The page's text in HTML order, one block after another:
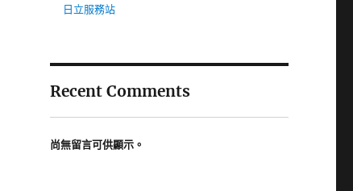
日立服務站
Recent Comments
尚無留言可供顯示。